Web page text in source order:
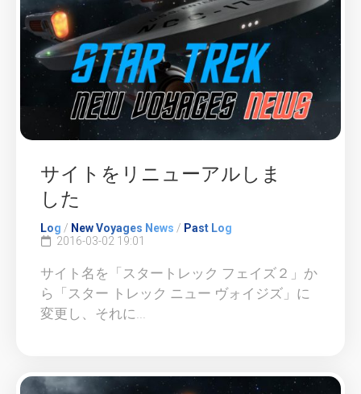
サイトをリニューアルしま
した
Log / New Voyages News / Past Log
2016-03-02 19:01
サイト名を「スタートレック フェイズ２」か
ら「スター トレック ニュー ヴォイジズ」に
変更し、それに...